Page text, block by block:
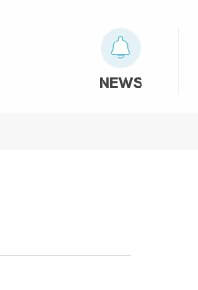
NEWS